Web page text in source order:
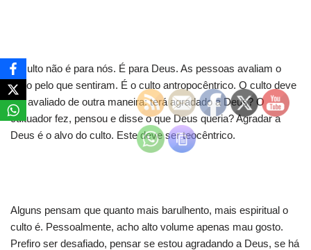
O culto não é para nós. É para Deus. As pessoas avaliam o
culto pelo que sentiram. É o culto antropocêntrico. O culto deve
ser avaliado de outra maneira: terá agradado a Deus? O
cultuador fez, pensou e disse o que Deus queria? Agradar a
Deus é o alvo do culto. Este deve ser teocêntrico.
Alguns pensam que quanto mais barulhento, mais espiritual o
culto é. Pessoalmente, acho alto volume apenas mau gosto.
Prefiro ser desafiado, pensar se estou agradando a Deus, se há